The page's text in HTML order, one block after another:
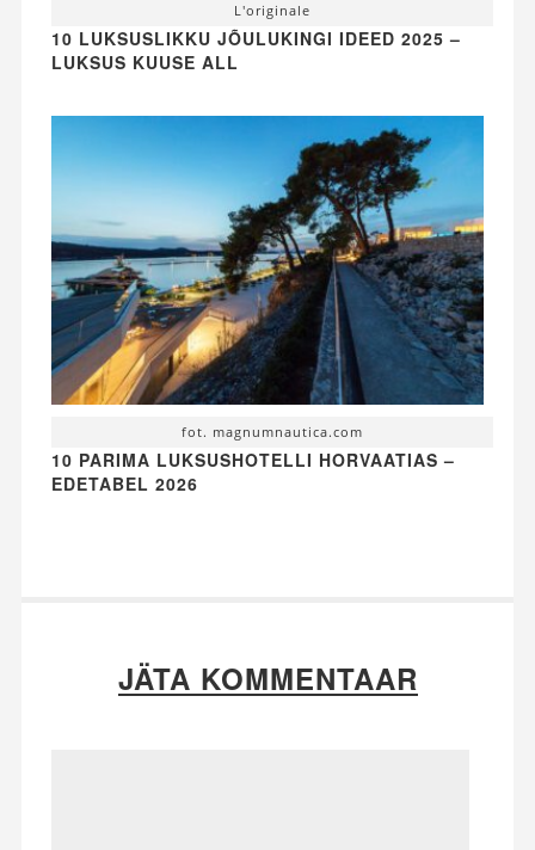
L'originale
10 LUKSUSLIKKU JÕULUKINGI IDEED 2025 –
LUKSUS KUUSE ALL
fot. magnumnautica.com
10 PARIMA LUKSUSHOTELLI HORVAATIAS –
EDETABEL 2026
JÄTA KOMMENTAAR